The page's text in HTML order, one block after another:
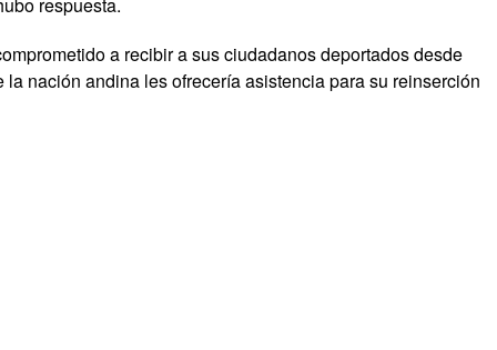
a recibir a sus ciudadanos deportados desde
nación andina les ofrecería asistencia para su reinserción